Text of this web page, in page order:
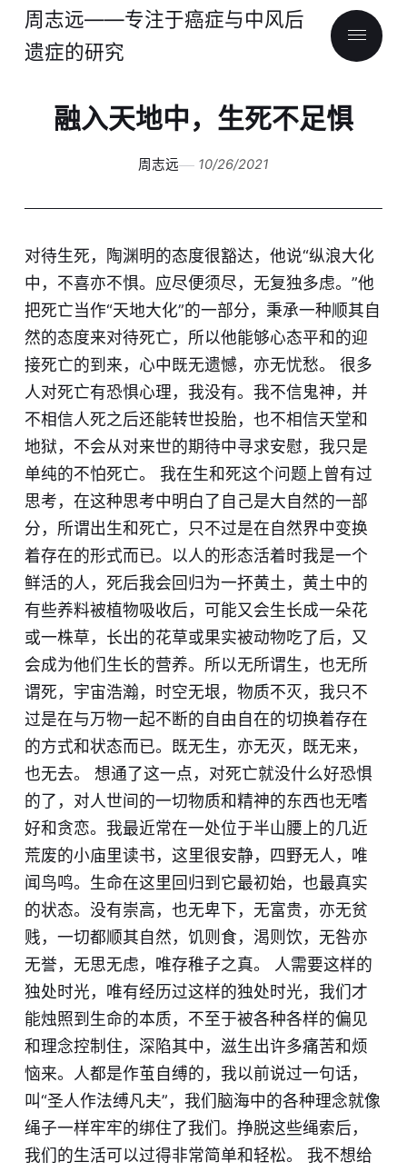
周志远——专注于癌症与中风后
遗症的研究
融入天地中，生死不足惧
周志远 10/26/2021
对待生死，陶渊明的态度很豁达，他说“纵浪大化
中，不喜亦不惧。应尽便须尽，无复独多虑。”他
把死亡当作“天地大化”的一部分，秉承一种顺其自
然的态度来对待死亡，所以他能够心态平和的迎
接死亡的到来，心中既无遗憾，亦无忧愁。 很多
人对死亡有恐惧心理，我没有。我不信鬼神，并
不相信人死之后还能转世投胎，也不相信天堂和
地狱，不会从对来世的期待中寻求安慰，我只是
单纯的不怕死亡。 我在生和死这个问题上曾有过
思考，在这种思考中明白了自己是大自然的一部
分，所谓出生和死亡，只不过是在自然界中变换
着存在的形式而已。以人的形态活着时我是一个
鲜活的人，死后我会回归为一抔黄土，黄土中的
有些养料被植物吸收后，可能又会生长成一朵花
或一株草，长出的花草或果实被动物吃了后，又
会成为他们生长的营养。所以无所谓生，也无所
谓死，宇宙浩瀚，时空无垠，物质不灭，我只不
过是在与万物一起不断的自由自在的切换着存在
的方式和状态而已。既无生，亦无灭，既无来，
也无去。 想通了这一点，对死亡就没什么好恐惧
的了，对人世间的一切物质和精神的东西也无嗜
好和贪恋。我最近常在一处位于半山腰上的几近
荒废的小庙里读书，这里很安静，四野无人，唯
闻鸟鸣。生命在这里回归到它最初始，也最真实
的状态。没有崇高，也无卑下，无富贵，亦无贫
贱，一切都顺其自然，饥则食，渴则饮，无咎亦
无誉，无思无虑，唯存稚子之真。 人需要这样的
独处时光，唯有经历过这样的独处时光，我们才
能烛照到生命的本质，不至于被各种各样的偏见
和理念控制住，深陷其中，滋生出许多痛苦和烦
恼来。人都是作茧自缚的，我以前说过一句话，
叫“圣人作法缚凡夫”，我们脑海中的各种理念就像
绳子一样牢牢的绑住了我们。挣脱这些绳索后，
我们的生活可以过得非常简单和轻松。 我不想给